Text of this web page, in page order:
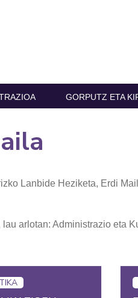
GORPUTZ ETA
Lanbide Heziketa, Erdi
arlotan: Administrazio eta